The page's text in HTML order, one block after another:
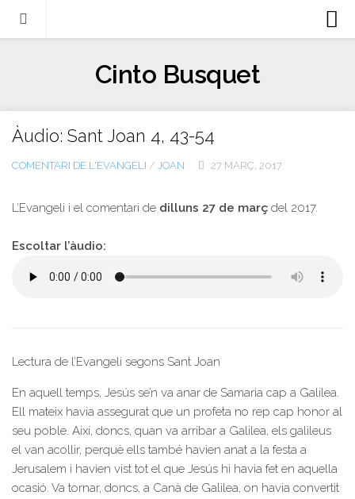
Llibres
Escrits-articles
Notícies
Cinto Busquet
Àudio: Sant Joan 4, 43-54
COMENTARI DE L'EVANGELI / JOAN 27 MARÇ, 2017
L’Evangeli i el comentari de dilluns 27 de març del 2017.
Escoltar l’àudio:
Lectura de l’Evangeli segons Sant Joan
En aquell temps, Jesús se’n va anar de Samaria cap a Galilea.
Ell mateix havia assegurat que un profeta no rep cap honor al
seu poble. Així, doncs, quan va arribar a Galilea, els galileus
el van acollir, perquè ells també havien anat a la festa a
Jerusalem i havien vist tot el que Jesús hi havia fet en aquella
ocasió. Va tornar, doncs, a Canà de Galilea, on havia convertit